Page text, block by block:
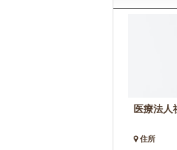
医療法人
住所